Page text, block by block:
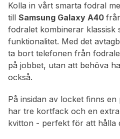
Kolla in vårt smarta fodral
till Samsung Galaxy A40
fodralet kombinerar klassisk
funktionalitet. Med det
ta bort telefonen från
på jobbet, utan att behöva
också.
På insidan av locket finns
har tre kortfack och en
kvitton - perfekt för att hålla